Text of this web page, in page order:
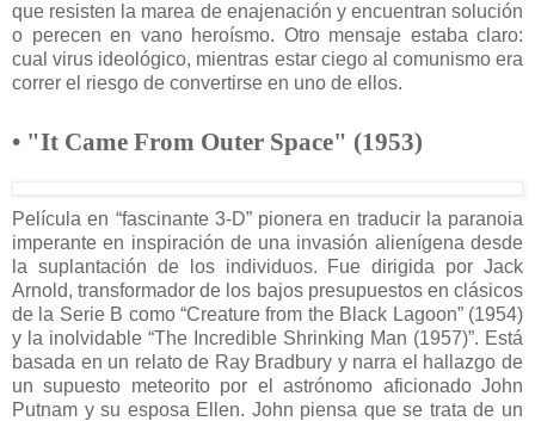
que resisten la marea de enajenación y encuentran solución
o perecen en vano heroísmo. Otro mensaje estaba claro:
cual virus ideológico, mientras estar ciego al comunismo era
correr el riesgo de convertirse en uno de ellos.
• "It Came From Outer Space" (1953)
Película en “fascinante 3-D” pionera en traducir la paranoia
imperante en inspiración de una invasión alienígena desde
la suplantación de los individuos. Fue dirigida por Jack
Arnold, transformador de los bajos presupuestos en clásicos
de la Serie B como “Creature from the Black Lagoon” (1954)
y la inolvidable “The Incredible Shrinking Man (1957)”. Está
basada en un relato de Ray Bradbury y narra el hallazgo de
un supuesto meteorito por el astrónomo aficionado John
Putnam y su esposa Ellen. John piensa que se trata de un